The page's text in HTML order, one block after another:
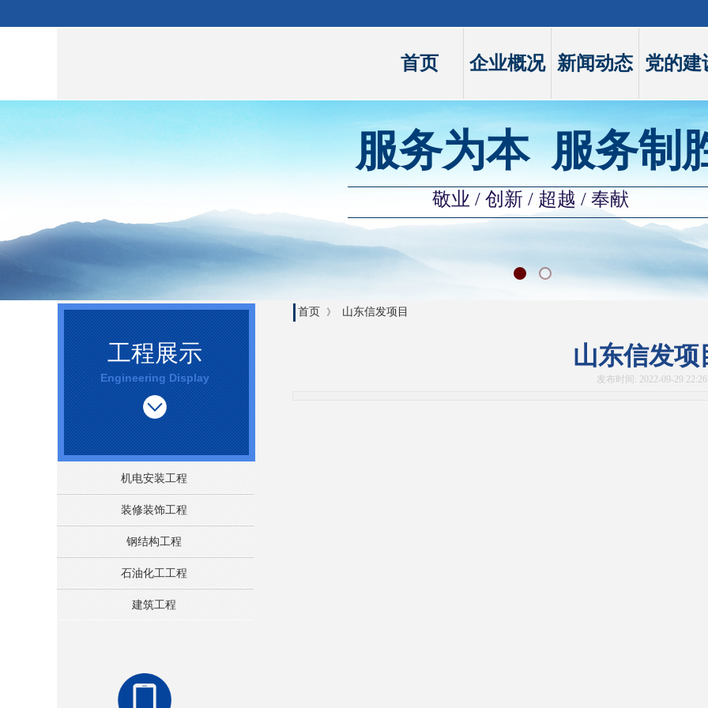
首页 企业概况 新闻动态 党的建
服务为本 服务制
敬业 / 创新 / 超越 / 奉献
首页 》 山东信发项目
工程展示
Engineering Display
山东信发项
发布时间: 2022-09-29
机电安装工程
装修装饰工程
钢结构工程
石油化工工程
建筑工程